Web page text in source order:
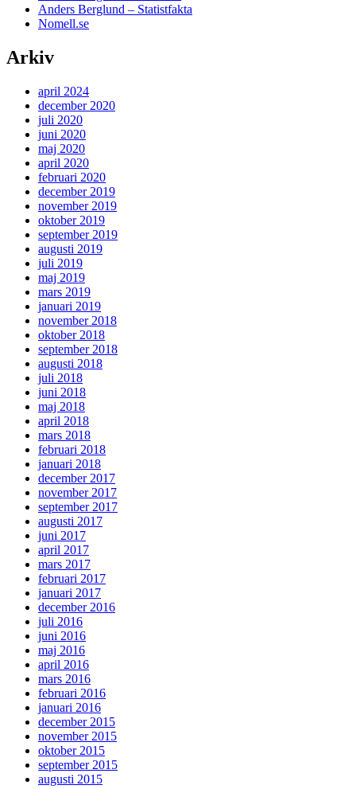
Anders Berglund – Statistfakta
Nomell.se
Arkiv
april 2024
december 2020
juli 2020
juni 2020
maj 2020
april 2020
februari 2020
december 2019
november 2019
oktober 2019
september 2019
augusti 2019
juli 2019
maj 2019
mars 2019
januari 2019
november 2018
oktober 2018
september 2018
augusti 2018
juli 2018
juni 2018
maj 2018
april 2018
mars 2018
februari 2018
januari 2018
december 2017
november 2017
september 2017
augusti 2017
juni 2017
april 2017
mars 2017
februari 2017
januari 2017
december 2016
juli 2016
juni 2016
maj 2016
april 2016
mars 2016
februari 2016
januari 2016
december 2015
november 2015
oktober 2015
september 2015
augusti 2015